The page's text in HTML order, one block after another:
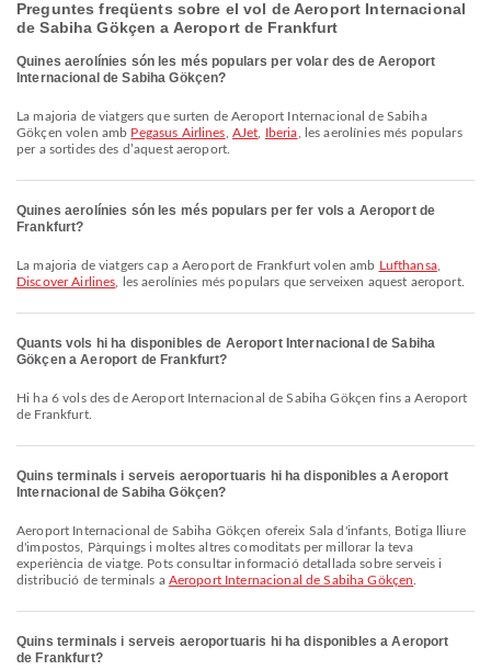
Preguntes freqüents sobre el vol de Aeroport Internacional
de Sabiha Gökçen a Aeroport de Frankfurt
Quines aerolínies són les més populars per volar des de Aeroport
Internacional de Sabiha Gökçen?
La majoria de viatgers que surten de Aeroport Internacional de Sabiha
Gökçen volen amb Pegasus Airlines AJet Iberia , les aerolínies més populars
per a sortides des d’aquest aeroport.
Quines aerolínies són les més populars per fer vols a Aeroport de
Frankfurt?
La majoria de viatgers cap a Aeroport de Frankfurt volen amb Lufthansa,
Discover Airlines , les aerolínies més populars que serveixen aquest aeroport.
Quants vols hi ha disponibles de Aeroport Internacional de Sabiha
Gökçen a Aeroport de Frankfurt?
Hi ha 6 vols des de Aeroport Internacional de Sabiha Gökçen fins a Aeroport
de Frankfurt.
Quins terminals i serveis aeroportuaris hi ha disponibles a Aeroport
Internacional de Sabiha Gökçen?
Aeroport Internacional de Sabiha Gökçen ofereix Sala d'infants, Botiga lliure
d'impostos, Pàrquings i moltes altres comoditats per millorar la teva
experiència de viatge. Pots consultar informació detallada sobre serveis i
distribució de terminals a Aeroport Internacional de Sabiha Gökçen
Quins terminals i serveis aeroportuaris hi ha disponibles a Aeroport
de Frankfurt?